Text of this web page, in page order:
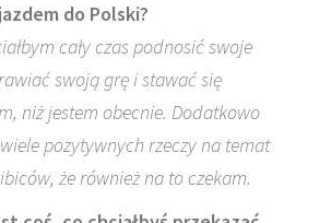
do Polski?
cały czas podnosić swoje
swoją grę i stawać się
niż jestem obecnie. Dodatkowo
wiele pozytywnych rzeczy na temat
że również na to czekam.